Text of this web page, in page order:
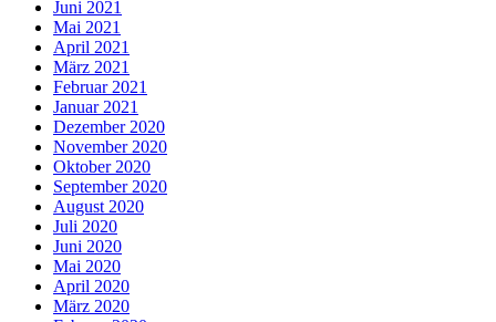
Juni 2021
Mai 2021
April 2021
März 2021
Februar 2021
Januar 2021
Dezember 2020
November 2020
Oktober 2020
September 2020
August 2020
Juli 2020
Juni 2020
Mai 2020
April 2020
März 2020